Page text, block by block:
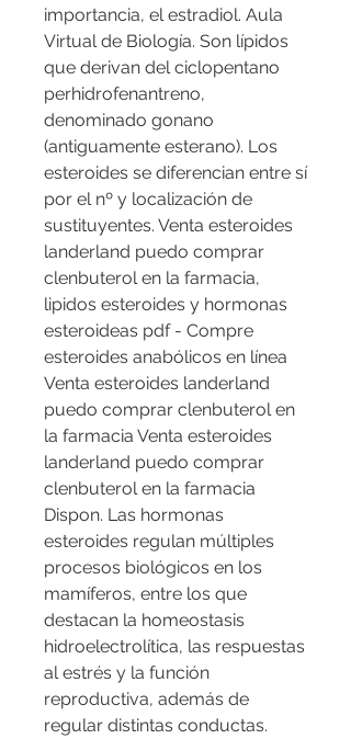
importancia, el estradiol. Aula
Virtual de Biología. Son lípidos
que derivan del ciclopentano
perhidrofenantreno,
denominado gonano
(antiguamente esterano). Los
esteroides se diferencian entre sí
por el nº y localización de
sustituyentes. Venta esteroides
landerland puedo comprar
clenbuterol en la farmacia,
lipidos esteroides y hormonas
esteroideas pdf - Compre
esteroides anabólicos en línea
Venta esteroides landerland
puedo comprar clenbuterol en
la farmacia Venta esteroides
landerland puedo comprar
clenbuterol en la farmacia
Dispon. Las hormonas
esteroides regulan múltiples
procesos biológicos en los
mamíferos, entre los que
destacan la homeostasis
hidroelectrolítica, las respuestas
al estrés y la función
reproductiva, además de
regular distintas conductas.